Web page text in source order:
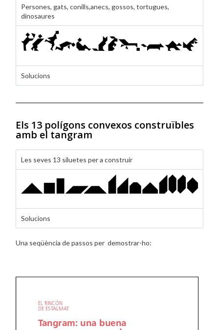
Persones, gats, conills,anecs, gossos, tortugues,
dinosaures
Solucions
Els 13 polígons convexos construïbles
amb el tangram
Les seves 13 siluetes per a construir
Solucions
Una seqüència de passos per demostrar-ho: